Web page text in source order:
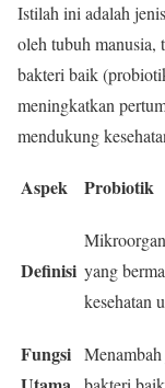
Istilah ini adalah
oleh tubuh manusia,
bakteri baik
meningkatkan
mendukung
Aspek Probiotik
Definisi yang
kesehatan
Fungsi